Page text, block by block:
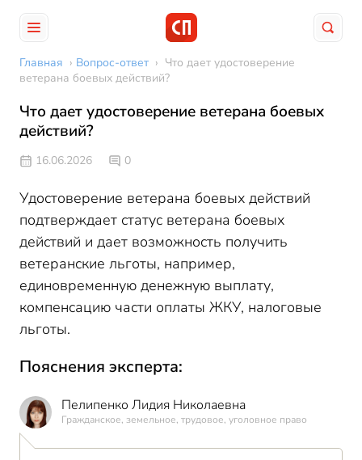
Главная › Вопрос-ответ › Что дает удостоверение
ветерана боевых действий?
Что дает удостоверение ветерана боевых
действий?
16.06.2026 0
Удостоверение ветерана боевых действий
подтверждает статус ветерана боевых
действий и дает возможность получить
ветеранские льготы, например,
единовременную денежную выплату,
компенсацию части оплаты ЖКУ, налоговые
льготы.
Пояснения эксперта:
Пелипенко Лидия Николаевна
Гражданское, земельное, трудовое, уголовное право